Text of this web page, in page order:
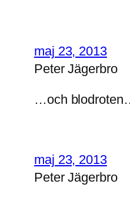
maj 23, 2013
Peter Jägerbro
…och
maj 23, 2013
Peter Jägerbro